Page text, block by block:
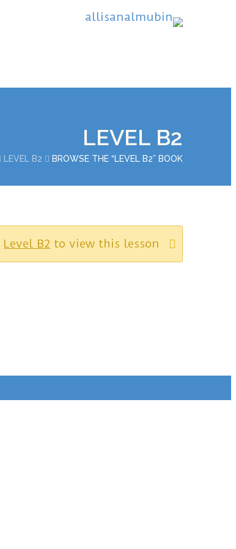
LEVEL B2
LEVEL B2 BROWSE THE “LEVEL B2” BOOK
Level B2 to view this lesson.